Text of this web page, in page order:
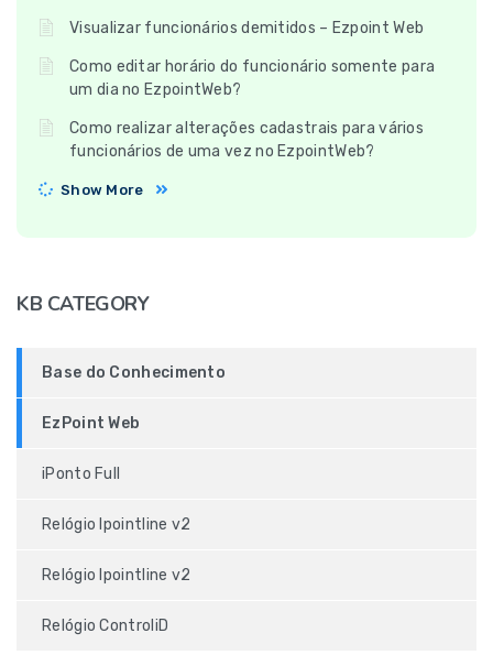
Visualizar funcionários demitidos – Ezpoint Web
Como editar horário do funcionário somente para
um dia no EzpointWeb?
Como realizar alterações cadastrais para vários
funcionários de uma vez no EzpointWeb?
Show More
KB CATEGORY
Base do Conhecimento
EzPoint Web
iPonto Full
Relógio Ipointline v2
Relógio Ipointline v2
Relógio ControliD